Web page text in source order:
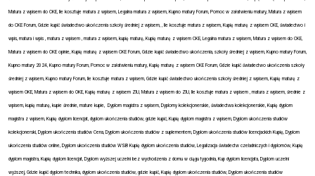
Matura z wpisem do CKE, Ile kosztuje matura z wpisem, Legalna matura z wpisem, Kupno matury Forum, Pomoc w załatwieniu matury, Matura z wpisem
do CKE Forum, Gdzie kupić świadectwo ukończenia szkoły średniej z wpisem, , Ile kosztuje matura z wpisem, Kupię maturę z wpisem CKE, świadectwo i
wpis, matura i wpis , matura z wpisem , matura z wpisem, kupię maturę, Kupię maturę z wpisem CKE, Legalna matura z wpisem, Matura z wpisem do CKE,
Matura z wpisem do CKE opinie, Kupię maturę z wpisem CKE Forum, Gdzie kupić świadectwo ukończenia, szkoły średniej z wpisem, Kupno matury Forum,
Kupno matury 2024, Kupno matury Forum, Pomoc w załatwieniu matury, Kupię maturę z wpisem CKE Forum, Gdzie kupić świadectwo ukończenia szkoły
średniej z wpisem, Kupno matury Forum, Ile kosztuje matura z wpisem, Gdzie kupić świadectwo ukończenia szkoły średniej z wpisem, Kupię maturę z
wpisem OKE, Matura z wpisem do OKE, Kupię maturę z wpisem ZIU, Matura z wpisem do ZIU, Ile kosztuje matura z wpisem , matura z wpisem, średnie z
wpisem, kupię maturę, kupie średnie, mature kupie, Dyplom magistra z wpisem, Dyplomy kolekcjonerskie, świadectwa kolekcjonerskie, Kupię dyplom
magistra z wpisem, Kupię dyplom licencjat, dyplom ukończenia studiów, gdzie kupić, Kupię dyplom magistra z wpisem, Dyplom ukończenia studiów
kolekcjonerski, Dyplom ukończenia studiów Cena, Dyplom ukończenia studiów z suplementem, Dyplom ukończenia studiów licencjackich Kupię, Dyplom
ukończenia studiów online, Dyplom ukończenia studiów WSB Kupię dyplom ukończenia studiów, Legalizacja świadectw czeladniczych i dyplomów, Kupię
dyplom magistra, Kupię dyplom licencjat, Dyplom wyższej uczelni bez wychodzenia z domu w ciągu tygodnia, Kup dyplom licencjata, Dyplom uczelni
wyższej, Gdzie kupić dyplom technika, dyplom ukończenia studiów, gdzie kupić, Kupię dyplom ukończenia studiów, Dyplom ukończenia studiów